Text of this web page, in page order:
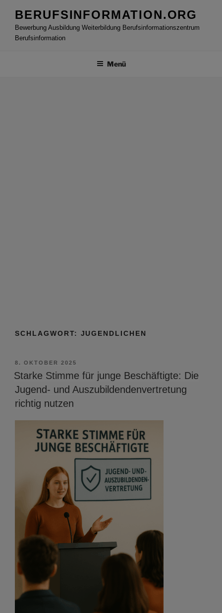
Inhalt
springen
BERUFSINFORMATION.ORG
Bewerbung Ausbildung Weiterbildung Berufsinformationszentrum
Berufsinformation
Menü
SCHLAGWORT: JUGENDLICHEN
VERÖFFENTLICHT
AM
8. OKTOBER 2025
Starke Stimme für junge Beschäftigte: Die
Jugend- und Auszubildendenvertretung
richtig nutzen